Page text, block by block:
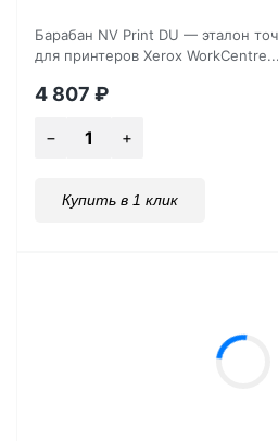
Барабан NV Print DU — эталон
для принтеров Xerox WorkCentre...
4 807 ₽
Купить в 1 клик